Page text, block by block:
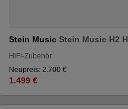
Stein Music Stein Music H2
HiFi-Zubehör
Neupreis: 2.700 €
1.499 €